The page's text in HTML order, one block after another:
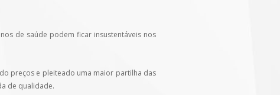
de saúde podem ficar insustentáveis nos
preços e pleiteado uma maior partilha das
de qualidade.